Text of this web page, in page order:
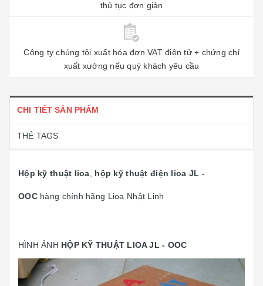
thủ tục đơn giản
Công ty chúng tôi xuất hóa đơn VAT điện tử + chứng chỉ
xuất xưởng nếu quý khách yêu cầu
CHI TIẾT SẢN PHẨM
THẺ TAGS
Hộp kỹ thuật lioa hộp kỹ thuật điện lioa JL -
OOChàng chính hãng Lioa Nhật Linh
HÌNH ẢNH HỘP KỸ THUẬT LIOA JL - OOC